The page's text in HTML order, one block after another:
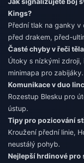
Kings?
Přední tlak na ganky
před drakem, před-
Časté chyby v řeči
Útoky s nízkými
minimapa pro zabijáky.
Komunikace v duo
Rozestup Blesku pro
ústup.
Tipy pro pozicování
Kroužení přední linie,
neustálý pohyb.
Nejlepší hrdinové